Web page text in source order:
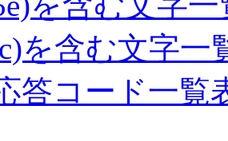
を含む文字一
答コード一覧